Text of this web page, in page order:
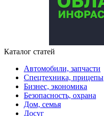
Каталог статей
Автомобили, запчасти
Спецтехника, прицепы
Бизнес, экономика
Безопасность, охрана
Дом, семья
Досуг